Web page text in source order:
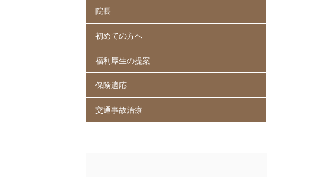
院長
初めての方へ
福利厚生の提案
保険適応
交通事故治療